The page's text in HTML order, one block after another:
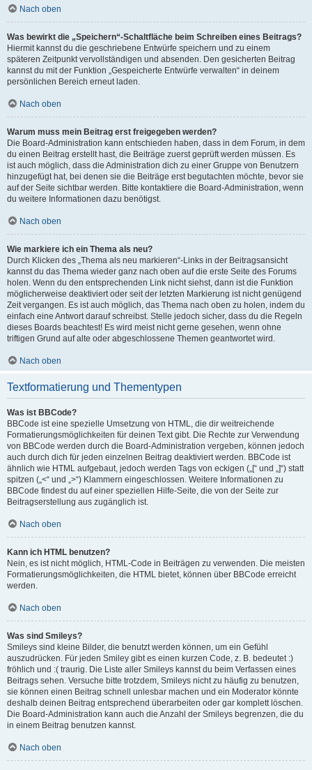
Nach oben
Was bewirkt die „Speichern“-Schaltfläche beim Schreiben eines Beitrags?
Hiermit kannst du die geschriebene Entwürfe speichern und zu einem
späteren Zeitpunkt vervollständigen und absenden. Den gesicherten Beitrag
kannst du mit der Funktion „Gespeicherte Entwürfe verwalten“ in deinem
persönlichen Bereich erneut laden.
Nach oben
Warum muss mein Beitrag erst freigegeben werden?
Die Board-Administration kann entschieden haben, dass in dem Forum, in dem
du einen Beitrag erstellt hast, die Beiträge zuerst geprüft werden müssen. Es
ist auch möglich, dass die Administration dich zu einer Gruppe von Benutzern
hinzugefügt hat, bei denen sie die Beiträge erst begutachten möchte, bevor sie
auf der Seite sichtbar werden. Bitte kontaktiere die Board-Administration, wenn
du weitere Informationen dazu benötigst.
Nach oben
Wie markiere ich ein Thema als neu?
Durch Klicken des „Thema als neu markieren“-Links in der Beitragsansicht
kannst du das Thema wieder ganz nach oben auf die erste Seite des Forums
holen. Wenn du den entsprechenden Link nicht siehst, dann ist die Funktion
möglicherweise deaktiviert oder seit der letzten Markierung ist nicht genügend
Zeit vergangen. Es ist auch möglich, das Thema nach oben zu holen, indem du
einfach eine Antwort darauf schreibst. Stelle jedoch sicher, dass du die Regeln
dieses Boards beachtest! Es wird meist nicht gerne gesehen, wenn ohne
triftigen Grund auf alte oder abgeschlossene Themen geantwortet wird.
Nach oben
Textformatierung und Thementypen
Was ist BBCode?
BBCode ist eine spezielle Umsetzung von HTML, die dir weitreichende
Formatierungsmöglichkeiten für deinen Text gibt. Die Rechte zur Verwendung
von BBCode werden durch die Board-Administration vergeben, können jedoch
auch durch dich für jeden einzelnen Beitrag deaktiviert werden. BBCode ist
ähnlich wie HTML aufgebaut, jedoch werden Tags von eckigen („[“ und „]“) statt
spitzen („<“ und „>“) Klammern eingeschlossen. Weitere Informationen zu
BBCode findest du auf einer speziellen Hilfe-Seite, die von der Seite zur
Beitragserstellung aus zugänglich ist.
Nach oben
Kann ich HTML benutzen?
Nein, es ist nicht möglich, HTML-Code in Beiträgen zu verwenden. Die meisten
Formatierungsmöglichkeiten, die HTML bietet, können über BBCode erreicht
werden.
Nach oben
Was sind Smileys?
Smileys sind kleine Bilder, die benutzt werden können, um ein Gefühl
auszudrücken. Für jeden Smiley gibt es einen kurzen Code, z. B. bedeutet :)
fröhlich und :( traurig. Die Liste aller Smileys kannst du beim Verfassen eines
Beitrags sehen. Versuche bitte trotzdem, Smileys nicht zu häufig zu benutzen,
sie können einen Beitrag schnell unlesbar machen und ein Moderator könnte
deshalb deinen Beitrag entsprechend überarbeiten oder gar komplett löschen.
Die Board-Administration kann auch die Anzahl der Smileys begrenzen, die du
in einem Beitrag benutzen kannst.
Nach oben